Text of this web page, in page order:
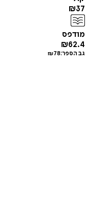
₪37
מודפס
₪62.4
גב הספר: ₪78